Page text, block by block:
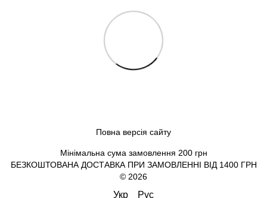
Повна версія сайту
Мінімальна сума замовлення 200 грн
БЕЗКОШТОВАНА ДОСТАВКА ПРИ ЗАМОВЛЕННІ ВІД 1400 ГРН
© 2026
Укр Рус